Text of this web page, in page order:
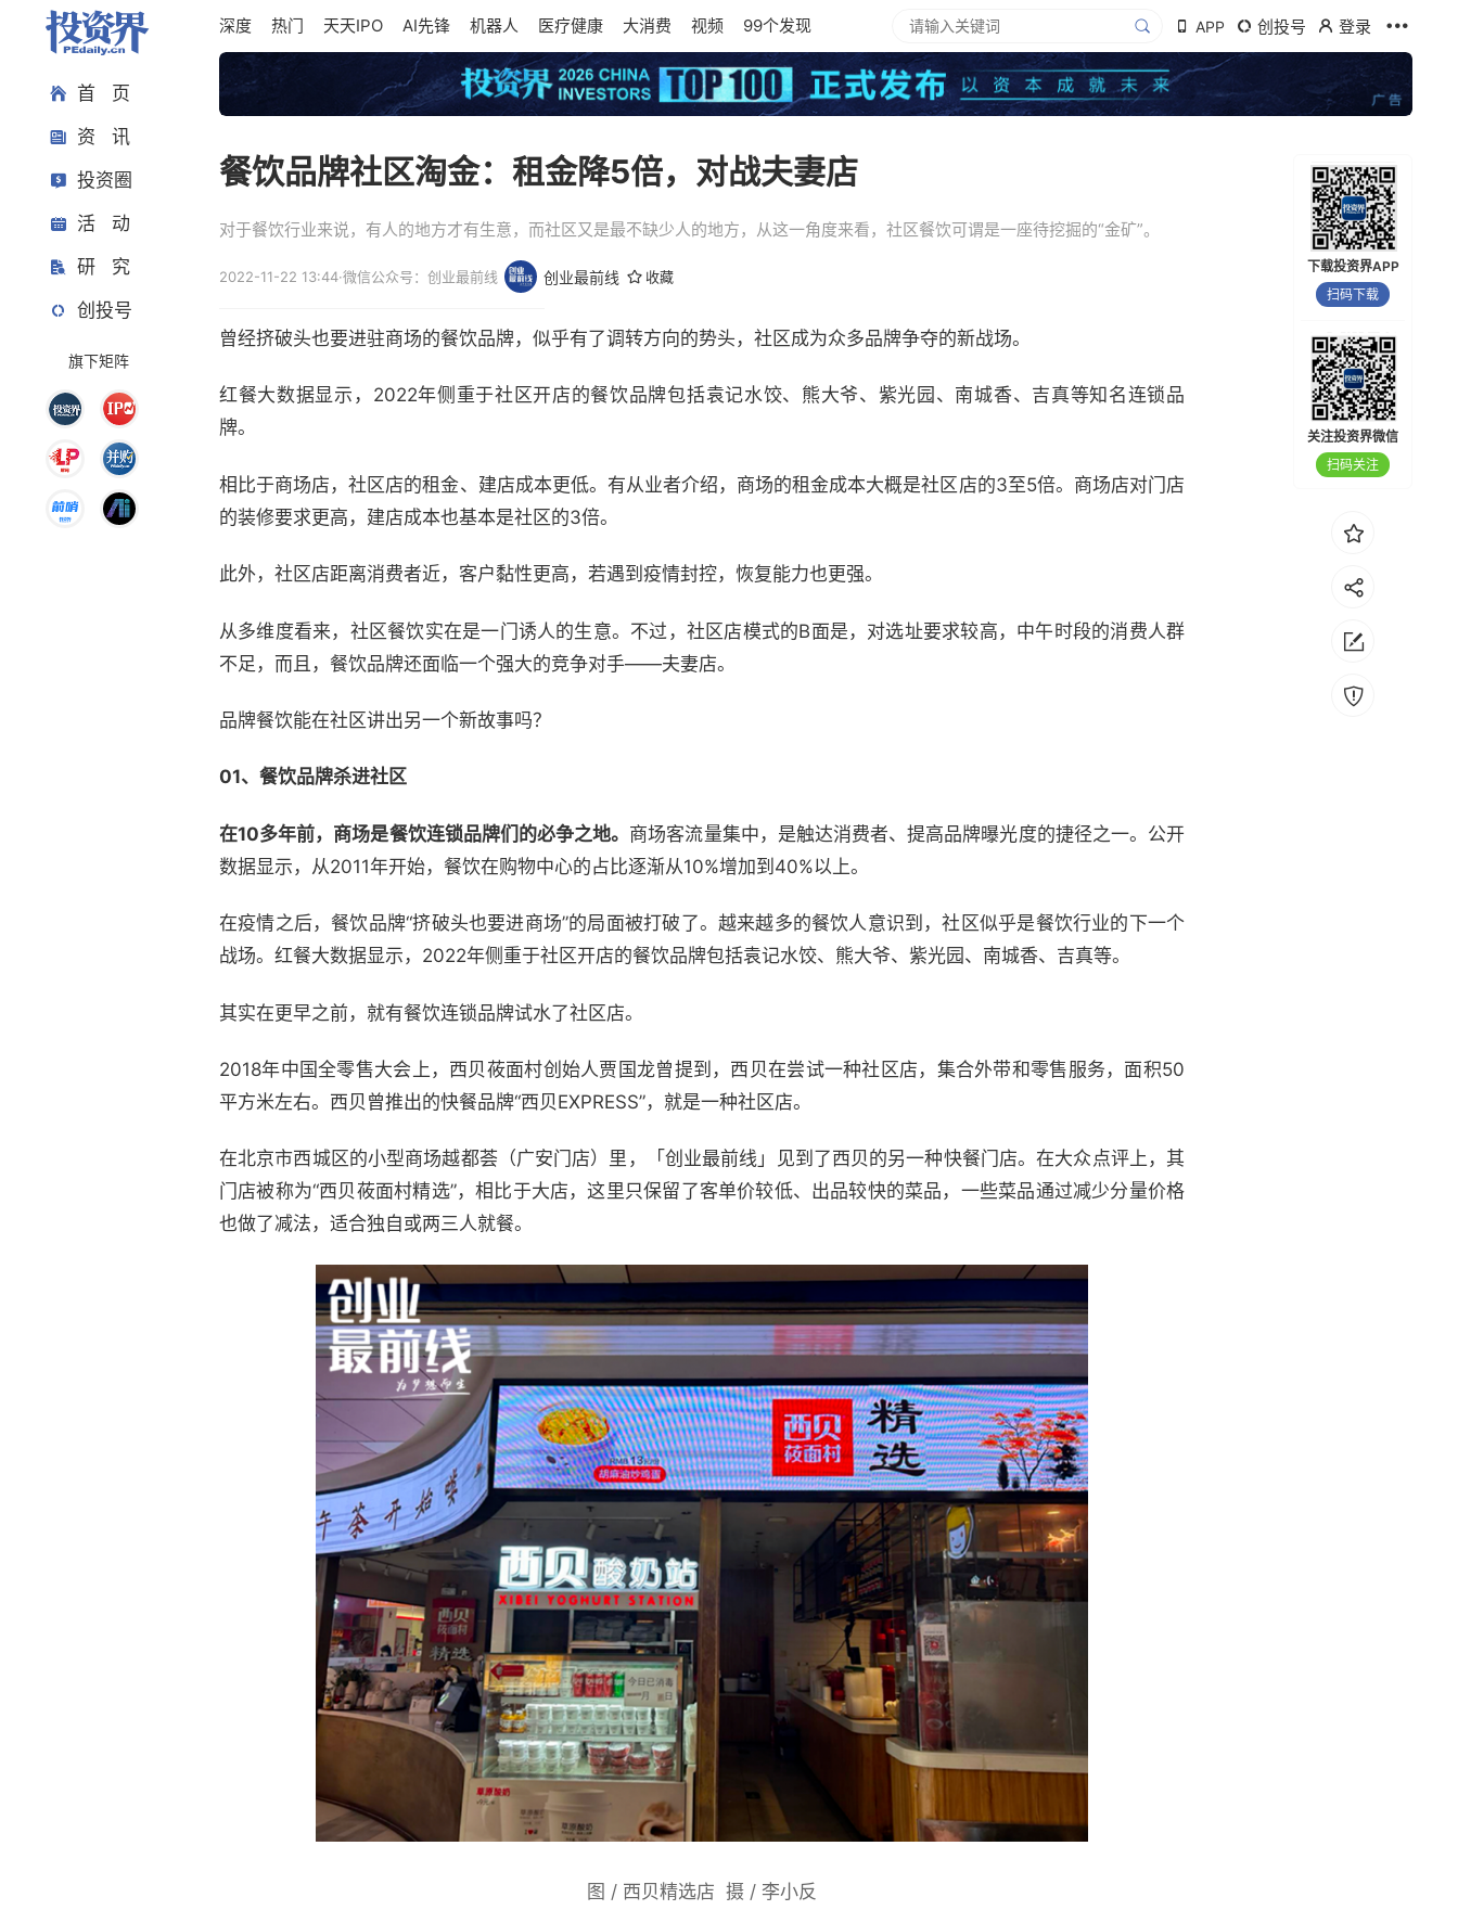
首 页
资 讯
投资圈
活 动
研 究
创投号
旗下矩阵
深度 热门 天天IPO AI先锋 机器人 医疗健康 大消费 视频 99个发现 APP 创投号 登录
餐饮品牌社区淘金：租金降5倍，对战夫妻店
对于餐饮行业来说，有人的地方才有生意，而社区又是最不缺少人的地方，从这一角度来看，社区餐饮可谓是一座待挖掘的“金矿”。
2022-11-22 13:44·微信公众号：创业最前线 创业最前线 收藏
曾经挤破头也要进驻商场的餐饮品牌，似乎有了调转方向的势头，社区成为众多品牌争夺的新战场。
红餐大数据显示，2022年侧重于社区开店的餐饮品牌包括袁记水饺、熊大爷、紫光园、南城香、吉真等知名连锁品
牌。
相比于商场店，社区店的租金、建店成本更低。有从业者介绍，商场的租金成本大概是社区店的3至5倍。商场店对门店
的装修要求更高，建店成本也基本是社区的3倍。
此外，社区店距离消费者近，客户黏性更高，若遇到疫情封控，恢复能力也更强。
从多维度看来，社区餐饮实在是一门诱人的生意。不过，社区店模式的B面是，对选址要求较高，中午时段的消费人群
不足，而且，餐饮品牌还面临一个强大的竞争对手——夫妻店。
品牌餐饮能在社区讲出另一个新故事吗？
01、餐饮品牌杀进社区
在10多年前，商场是餐饮连锁品牌们的必争之地。 商场客流量集中，是触达消费者、提高品牌曝光度的捷径之一。公开
数据显示，从2011年开始，餐饮在购物中心的占比逐渐从10%增加到40%以上。
在疫情之后，餐饮品牌“挤破头也要进商场”的局面被打破了。越来越多的餐饮人意识到，社区似乎是餐饮行业的下一个
战场。红餐大数据显示，2022年侧重于社区开店的餐饮品牌包括袁记水饺、熊大爷、紫光园、南城香、吉真等。
其实在更早之前，就有餐饮连锁品牌试水了社区店。
2018年中国全零售大会上，西贝莜面村创始人贾国龙曾提到，西贝在尝试一种社区店，集合外带和零售服务，面积50
平方米左右。西贝曾推出的快餐品牌“西贝EXPRESS”，就是一种社区店。
在北京市西城区的小型商场越都荟（广安门店）里，「创业最前线」见到了西贝的另一种快餐门店。在大众点评上，其
门店被称为“西贝莜面村精选”，相比于大店，这里只保留了客单价较低、出品较快的菜品，一些菜品通过减少分量价格
也做了减法，适合独自或两三人就餐。
图 / 西贝精选店 摄 / 李小反
下载投资界APP
扫码下载
关注投资界微信
扫码关注